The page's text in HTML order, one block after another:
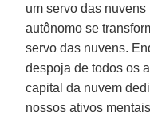
um servo das
autônomo se
servo das nuvens.
despoja de todos os
capital da nuvem
nossos ativos